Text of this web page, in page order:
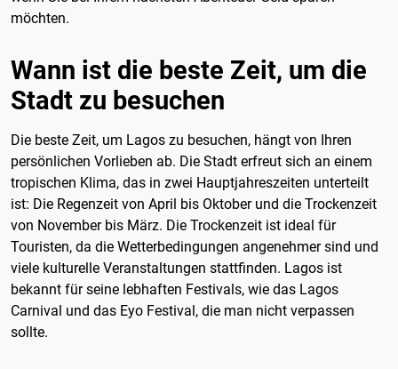
möchten.
Wann ist die beste Zeit, um die
Stadt zu besuchen
Die beste Zeit, um Lagos zu besuchen, hängt von Ihren
persönlichen Vorlieben ab. Die Stadt erfreut sich an einem
tropischen Klima, das in zwei Hauptjahreszeiten unterteilt
ist: Die Regenzeit von April bis Oktober und die Trockenzeit
von November bis März. Die Trockenzeit ist ideal für
Touristen, da die Wetterbedingungen angenehmer sind und
viele kulturelle Veranstaltungen stattfinden. Lagos ist
bekannt für seine lebhaften Festivals, wie das Lagos
Carnival und das Eyo Festival, die man nicht verpassen
sollte.